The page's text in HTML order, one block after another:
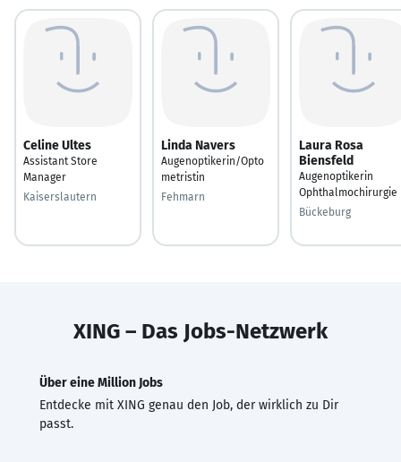
Celine Ultes
Assistant Store
Manager
Kaiserslautern
Linda Navers
Augenoptikerin/Opto
metristin
Fehmarn
Laura Rosa
Biensfeld
Augenoptikerin
Ophthalmochirurgie
Bückeburg
XING – Das Jobs-Netzwerk
Über eine Million Jobs
Entdecke mit XING genau den Job, der wirklich zu Dir
passt.